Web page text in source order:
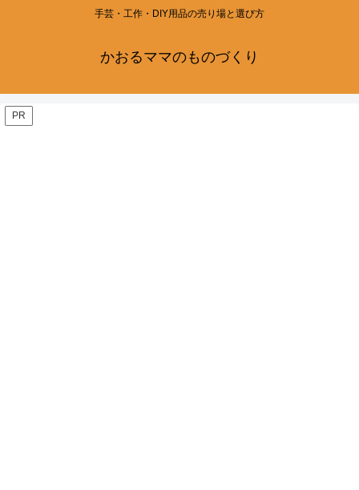
手芸・工作・DIY用品の売り場と選び方
かおるママのものづくり
PR